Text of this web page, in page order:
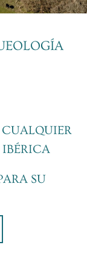
CUALQUIER
IBÉRICA
SU